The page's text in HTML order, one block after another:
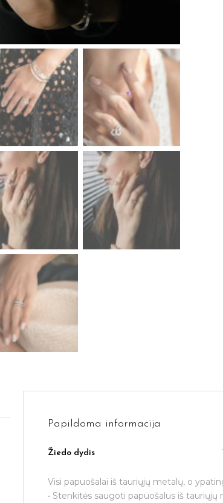
Papildoma informacija
Žiedo dydis
Visi papuošalai iš tauriųjų metalų, o
• Stenkitės saugoti papuošalus iš